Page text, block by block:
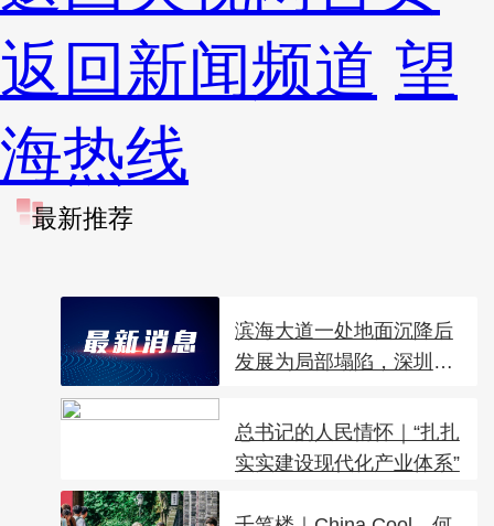
返回新闻频道 望
海热线
最新推荐
滨海大道一处地面沉降后
发展为局部塌陷，深圳
总书记的人民情怀｜“扎扎
实实建设现代化产业体系”